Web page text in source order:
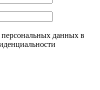
персональных данных в